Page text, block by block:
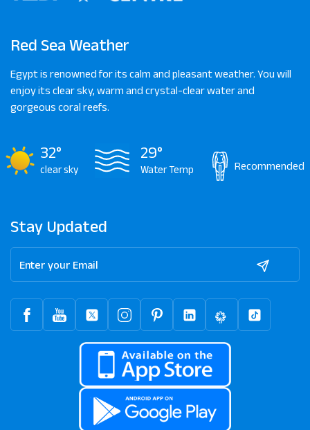
Red Sea Weather
Egypt is renowned for its calm and pleasant weather. You will
enjoy its clear sky, warm and crystal-clear water and
gorgeous coral reefs.
32°
clear sky
29°
Water Temp Recommended
Stay Updated